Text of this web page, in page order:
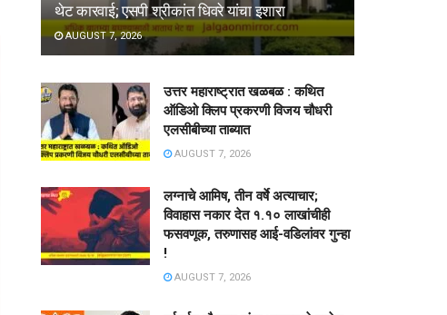
थेट कारवाई; एसपी श्रीकांत धिवरे यांचा इशारा
AUGUST 7, 2026
उत्तर महाराष्ट्रात खळबळ : कथित
ऑडिओ क्लिप प्रकरणी विजय चौधरी
एलसीबीच्या ताब्यात
AUGUST 7, 2026
लग्नाचे आमिष, तीन वर्षे अत्याचार;
विवाहास नकार देत १.१० लाखांचीही
फसवणूक, तरुणासह आई-वडिलांवर गुन्हा
!
AUGUST 7, 2026